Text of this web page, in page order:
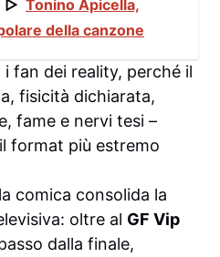
▷ Tonino Apicella,
della canzone
fan dei reality, perché il
fisicità dichiarata,
fame e nervi tesi –
format più estremo
comica consolida la
oltre al GF Vip
dalla finale,